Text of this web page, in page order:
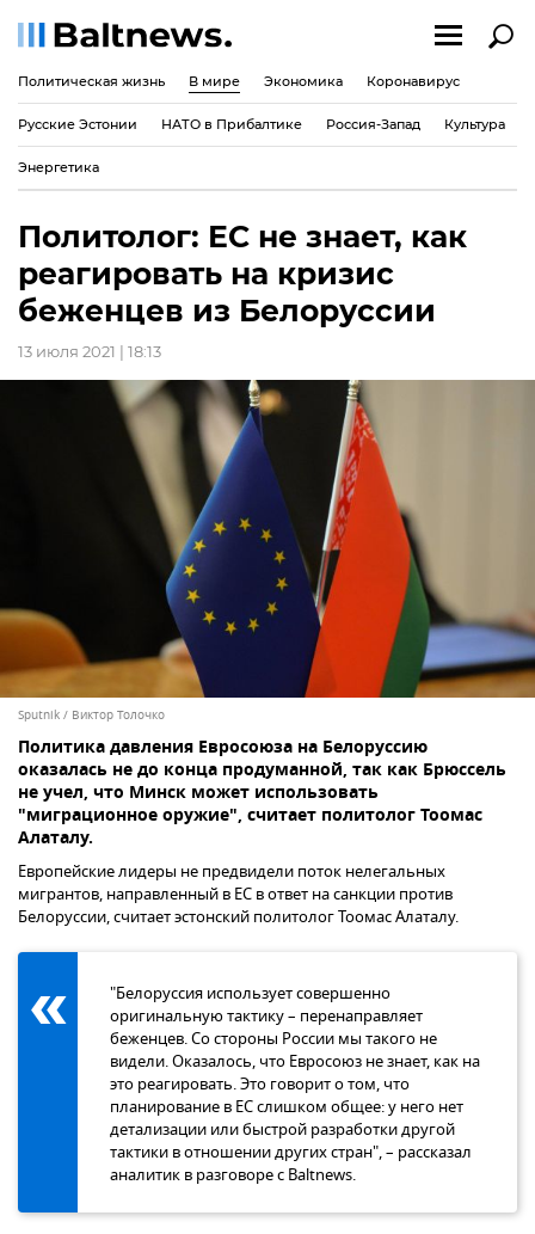
Политическая жизнь В мире Экономика Коронавирус
Русские Эстонии НАТО в Прибалтике Россия-Запад Культура
Энергетика
Политолог: ЕС не знает, как
реагировать на кризис
беженцев из Белоруссии
13 июля 2021 | 18:13
Sputnik / Виктор Толочко
Политика давления Евросоюза на Белоруссию
оказалась не до конца продуманной, так как Брюссель
не учел, что Минск может использовать
"миграционное оружие", считает политолог Тоомас
Алаталу.
Европейские лидеры не предвидели поток нелегальных
мигрантов, направленный в ЕС в ответ на санкции против
Белоруссии, считает эстонский политолог Тоомас Алаталу.
"Белоруссия использует совершенно
оригинальную тактику – перенаправляет
беженцев. Со стороны России мы такого не
видели. Оказалось, что Евросоюз не знает, как на
это реагировать. Это говорит о том, что
планирование в ЕС слишком общее: у него нет
детализации или быстрой разработки другой
тактики в отношении других стран", – рассказал
аналитик в разговоре с Baltnews.